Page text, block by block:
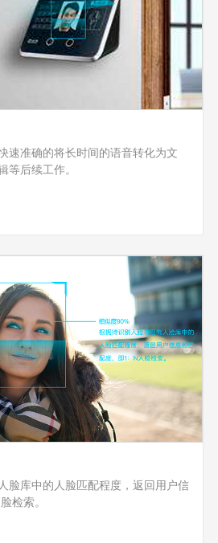
速准确的将长时间的语音转化为文
等后续工作。
脸库中的人脸匹配程度，返回用户信
检索。